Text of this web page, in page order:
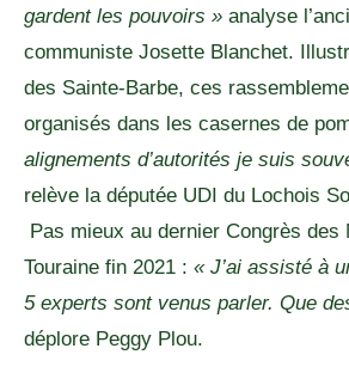
gardent les pouvoirs » analyse
communiste Josette Blanchet.
des Sainte-Barbe, ces
organisés dans les casernes de
alignements d’autorités je suis
relève la députée UDI du Lochois
Pas mieux au dernier Congrès des
Touraine fin 2021 : « J’ai assisté à
5 experts sont venus parler. Que
déplore Peggy Plou.